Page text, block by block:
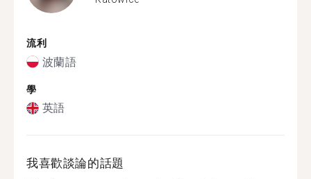
流利
波蘭語
學
英語
我喜歡談論的話題